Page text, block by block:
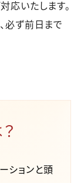
応いたします。
必ず前日まで
ションと頭